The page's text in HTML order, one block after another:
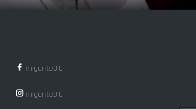
migente3.0
migente3.0